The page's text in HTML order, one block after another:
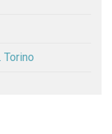
Torino